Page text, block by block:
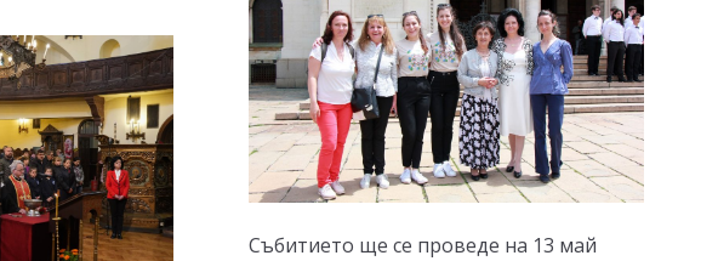
Събитието ще се проведе на 13 май